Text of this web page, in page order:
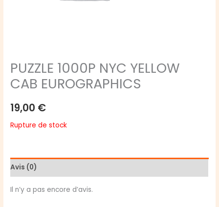
PUZZLE 1000P NYC YELLOW
CAB EUROGRAPHICS
19,00 €
Rupture de stock
Avis (0)
Il n’y a pas encore d’avis.